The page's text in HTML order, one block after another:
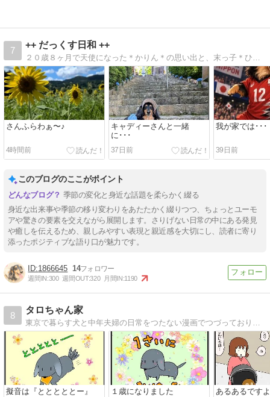
7
++ だっくす日和 ++
２０歳８ヶ月で天使になった＊かりん＊の思い出と、末っ子＊ひなた＊のゆる〜い日常です♪
さんふらわぁ〜♪
4時間前
キャディーさんと一緒
に･･･
37日前
我が家では･･･
39日前
このブログのここがポイント
季節の変化と身近な話題を柔らかく綴る
身近な出来事や季節の移り変わりをあたたかく綴りつつ、ちょっとユーモ
アや驚きの要素を交えながら展開します。さりげない日常の中にある発見
や癒しを伝えるため、親しみやすい表現と親近感を大切にし、読者に寄り
添ったポジティブな語り口が魅力です。
1866645 14
週間IN:300 週間OUT:320 月間IN:1190
8
タロちゃん家
東京で暮らす犬と中年夫婦の日常をつたない漫画でつづっております。
擬音は『とととととー』 １歳になりました あるあるです